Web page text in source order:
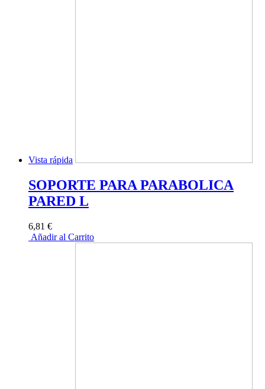
Vista rápida
SOPORTE PARA PARABOLICA
PARED L
6,81 €
Añadir al Carrito